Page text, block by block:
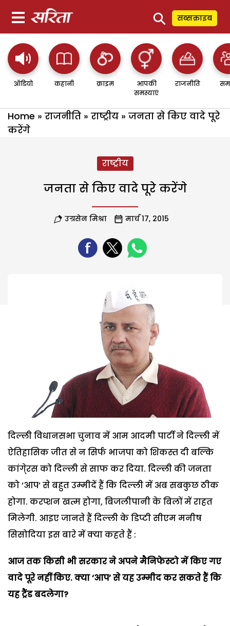
⚲ सब्सक्राइब
ऑडियो कहानी क्राइम
आपकी
समस्याएं
राजनीति
Home » राजनीति » राष्ट्रीय » जनता से किए वादे पूरे
करेंगे
राष्ट्रीय
जनता से किए वादे पूरे करेंगे
उग्रसेन मिश्रा मार्च 17, 2015
दिल्ली विधानसभा चुनाव में आम आदमी पार्टी ने दिल्ली में
ऐतिहासिक जीत से न सिर्फ भाजपा को शिकस्त दी बल्कि
कांगे्रस को दिल्ली से साफ कर दिया. दिल्ली की जनता
को ‘आप’ से बहुत उम्मीदें हैं कि दिल्ली में अब सबकुछ ठीक
होगा. करप्शन खत्म होगा, बिजलीपानी के बिलों में राहत
मिलेगी. आइए जानते हैं दिल्ली के डिप्टी सीएम मनीष
सिसोदिया इस बारे में क्या कहते हैं :
आज तक किसी भी सरकार ने अपने मैनिफेस्टो में किए गए
वादे पूरे नहीं किए. क्या ‘आप’ से यह उम्मीद कर सकते हैं कि
यह ट्रैंड बदलेगा?